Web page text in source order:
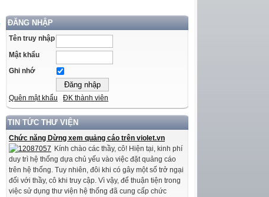
ĐĂNG NHẬP
Tên truy nhập
Mật khẩu
Ghi nhớ
Quên mật khẩu ĐK thành viên
TIN TỨC THƯ VIỆN
Chức năng Dừng xem quảng cáo trên violet.vn
Kính chào các thầy, cô! Hiện tại, kinh phí
duy trì hệ thống dựa chủ yếu vào việc đặt quảng cáo
trên hệ thống. Tuy nhiên, đôi khi có gây một số trở ngại
đối với thầy, cô khi truy cập. Vì vậy, để thuận tiện trong
việc sử dụng thư viện hệ thống đã cung cấp chức